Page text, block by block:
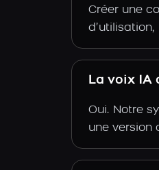
Créer une
La voix IA
Oui. Notre
une version